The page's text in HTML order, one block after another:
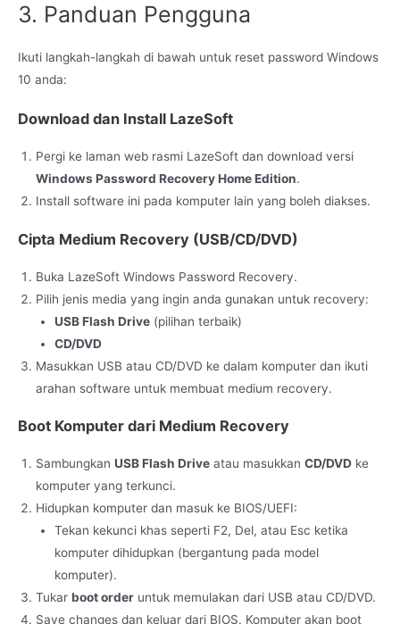
3. Panduan Pengguna
Ikuti langkah-langkah di bawah untuk reset password Windows
10 anda:
Download dan Install LazeSoft
Pergi ke laman web rasmi LazeSoft dan download versi
Windows Password Recovery Home Edition.
Install software ini pada komputer lain yang boleh diakses.
Cipta Medium Recovery (USB/CD/DVD)
Buka LazeSoft Windows Password Recovery.
Pilih jenis media yang ingin anda gunakan untuk recovery:
USB Flash Drive(pilihan terbaik)
CD/DVD
Masukkan USB atau CD/DVD ke dalam komputer dan ikuti
arahan software untuk membuat medium recovery.
Boot Komputer dari Medium Recovery
Sambungkan USB Flash Drive atau masukkan CD/DVD ke
komputer yang terkunci.
Hidupkan komputer dan masuk ke BIOS/UEFI:
Tekan kekunci khas seperti F2, Del, atau Esc ketika
komputer dihidupkan (bergantung pada model
komputer).
Tukar boot order untuk memulakan dari USB atau CD/DVD.
Save changes dan keluar dari BIOS. Komputer akan boot